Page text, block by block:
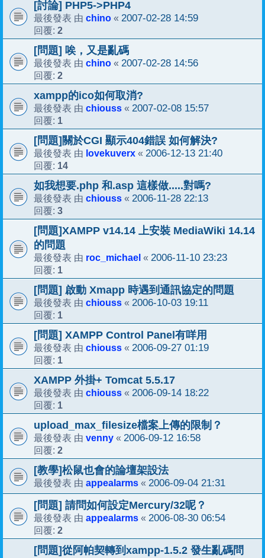
[討論] PHP5->PHP4
最後發表 由 chino « 2007-02-28 14:59
回覆: 2
[問題] 唉，又是亂碼
最後發表 由 chino « 2007-02-28 14:56
回覆: 2
xampp的ico如何取消?
最後發表 由 chiouss « 2007-02-08 15:57
回覆: 1
[問題]關於CGI 顯示404錯誤 如何解決?
最後發表 由 lovekuverx « 2006-12-13 21:40
回覆: 14
如我想要.php 和.asp 這樣做.....對嗎?
最後發表 由 chiouss « 2006-11-28 22:13
回覆: 3
[問題]XAMPP v14.14 上安裝 MediaWiki 14.14
的問題
最後發表 由 roc_michael « 2006-11-10 23:23
回覆: 1
[問題] 啟動 Xmapp 時遇到通訊協定的問題
最後發表 由 chiouss « 2006-10-03 19:11
回覆: 1
[問題] XAMPP Control Panel有咩用
最後發表 由 chiouss « 2006-09-27 01:19
回覆: 1
XAMPP 外掛+ Tomcat 5.5.17
最後發表 由 chiouss « 2006-09-14 18:22
回覆: 1
upload_max_filesize檔案上傳的限制？
最後發表 由 venny « 2006-09-12 16:58
回覆: 2
[教學]松鼠也會的論壇架設法
最後發表 由 appealarms « 2006-09-04 21:31
[問題] 請問如何設定Mercury/32呢？
最後發表 由 appealarms « 2006-08-30 06:54
回覆: 2
[問題]從阿帕契轉到xampp-1.5.2 發生亂碼問